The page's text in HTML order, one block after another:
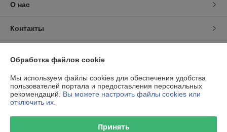
О нас
Контакты
График работы
Полная версия сайта
Политика обработки cookies
Обработка файлов cookie
Мы используем файлы cookies для обеспечения удобства
пользователей портала и предоставления персональных
рекомендаций. Вы можете настроить файлы cookies или
отключить их.
Принять